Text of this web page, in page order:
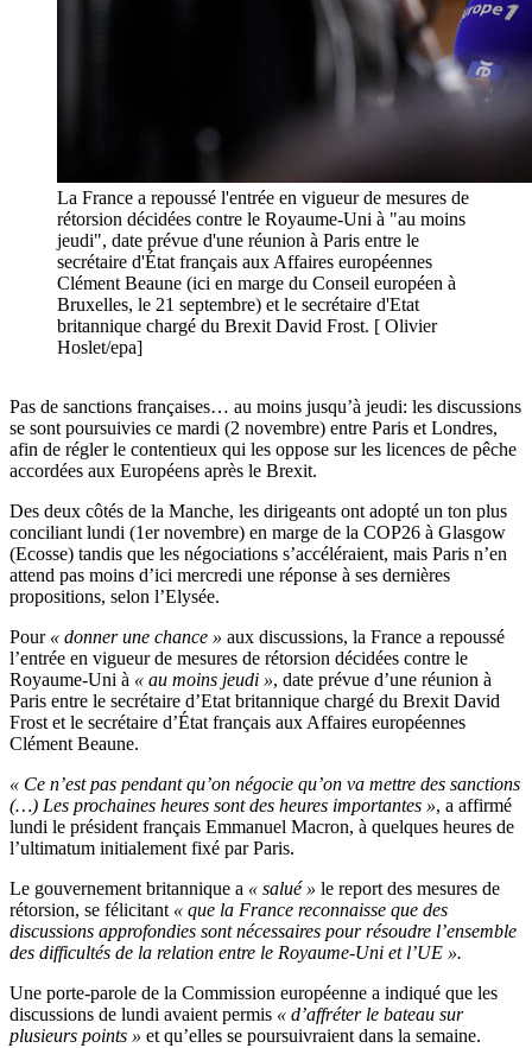
La France a repoussé l'entrée en vigueur de mesures de
rétorsion décidées contre le Royaume-Uni à "au moins
jeudi", date prévue d'une réunion à Paris entre le
secrétaire d'État français aux Affaires européennes
Clément Beaune (ici en marge du Conseil européen à
Bruxelles, le 21 septembre) et le secrétaire d'Etat
britannique chargé du Brexit David Frost. [ Olivier
Hoslet/epa]
Pas de sanctions françaises… au moins jusqu’à jeudi: les discussions
se sont poursuivies ce mardi (2 novembre) entre Paris et Londres,
afin de régler le contentieux qui les oppose sur les licences de pêche
accordées aux Européens après le Brexit.
Des deux côtés de la Manche, les dirigeants ont adopté un ton plus
conciliant lundi (1er novembre) en marge de la COP26 à Glasgow
(Ecosse) tandis que les négociations s’accéléraient, mais Paris n’en
attend pas moins d’ici mercredi une réponse à ses dernières
propositions, selon l’Elysée.
Pour« donner une chance » aux discussions, la France a repoussé
l’entrée en vigueur de mesures de rétorsion décidées contre le
Royaume-Uni à « au moins jeudi », date prévue d’une réunion à
Paris entre le secrétaire d’Etat britannique chargé du Brexit David
Frost et le secrétaire d’État français aux Affaires européennes
Clément Beaune.
« Ce n’est pas pendant qu’on négocie qu’on va mettre des sanctions
(…) Les prochaines heures sont des heures importantes », a affirmé
lundi le président français Emmanuel Macron, à quelques heures de
l’ultimatum initialement fixé par Paris.
Le gouvernement britannique a « salué » le report des mesures de
rétorsion, se félicitant « que la France reconnaisse que des
discussions approfondies sont nécessaires pour résoudre l’ensemble
des difficultés de la relation entre le Royaume-Uni et l’UE ».
Une porte-parole de la Commission européenne a indiqué que les
discussions de lundi avaient permis « d’affréter le bateau sur
plusieurs points » et qu’elles se poursuivraient dans la semaine.